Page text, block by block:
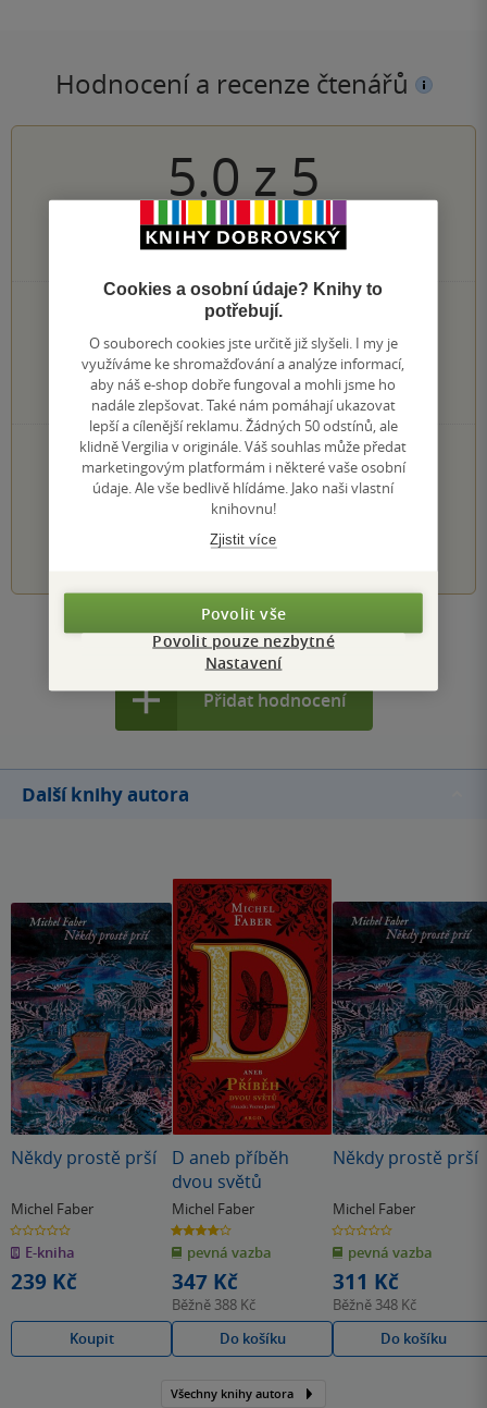
Hodnocení a recenze čtenářů
5.0 z 5
4hodnocení čtenářů
4×
5 hvězdiček
0×
4 hvězdičky
0×
3 hvězdičky
0×
2 hvězdičky
0×
1 hvezdička
PŘIDEJTE SVÉ HODNOCENÍ KNIHY
Hodnocení našich knihkupců: 0.0 z 5
3 4 5
Zobrazit všechna hodnocení
Přidat hodnocení
Další knihy autora
Někdy prostě prší
Michel Faber
0.0
z
5
hvězdiček
E-kniha
239 Kč
Koupit
D aneb příběh
dvou světů
Michel Faber
4.0
z
5
hvězdiček
pevná vazba
347 Kč
Běžně 388 Kč
Do košíku
Někdy prostě prší
Michel Faber
0.0
z
5
hvězdiček
pevná vazba
311 Kč
Běžně 348 Kč
Do košíku
Všechny knihy autora
Cookies a osobní údaje? Knihy to
potřebují.
O souborech cookies jste určitě již slyšeli. I my je
využíváme ke shromažďování a analýze informací,
aby náš e-shop dobře fungoval a mohli jsme ho
nadále zlepšovat. Také nám pomáhají ukazovat
lepší a cílenější reklamu. Žádných 50 odstínů, ale
klidně Vergilia v originále. Váš souhlas může předat
marketingovým platformám i některé vaše osobní
údaje. Ale vše bedlivě hlídáme. Jako naši vlastní
knihovnu!
Zjistit více
Povolit vše
Povolit pouze nezbytné
Nastavení